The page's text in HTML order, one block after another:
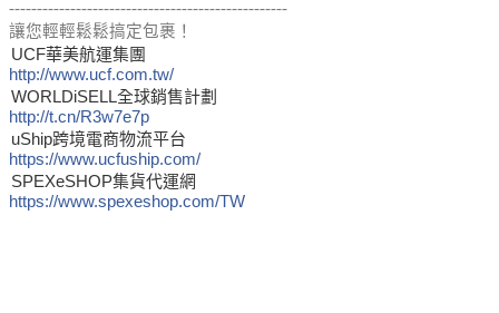
--------------------------------------------------
讓您輕輕鬆鬆搞定包裹！
UCF華美航運集團
http://www.ucf.com.tw/
WORLDiSELL全球銷售計劃
http://t.cn/R3w7e7p
uShip跨境電商物流平台
https://www.ucfuship.com/
SPEXeSHOP集貨代運網
https://www.spexeshop.com/TW